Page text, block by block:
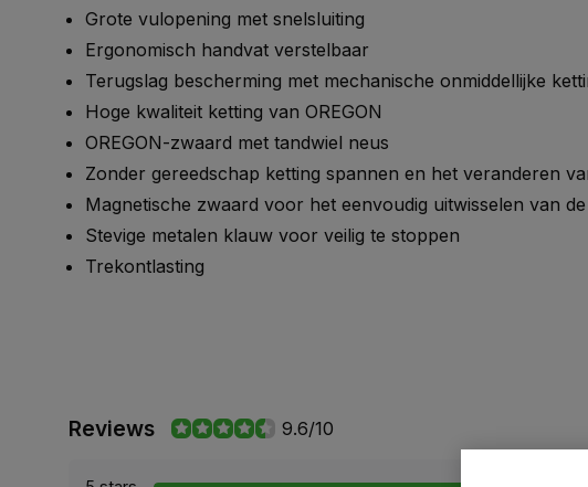
Grote vulopening met snelsluiting
Ergonomisch handvat verstelbaar
Terugslag bescherming met mechanische onmiddellijke
Hoge kwaliteit ketting van OREGON
OREGON-zwaard met tandwiel neus
Zonder gereedschap ketting spannen en het veranderen
Magnetische zwaard voor het eenvoudig uitwisselen van
Stevige metalen klauw voor veilig te stoppen
Trekontlasting
Reviews 9.6/10